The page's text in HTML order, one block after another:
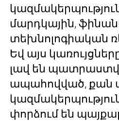
մարդկային,
տեխնոլոգիական
Եվ այս
լավ են
ապահովված, քան
փորձում են